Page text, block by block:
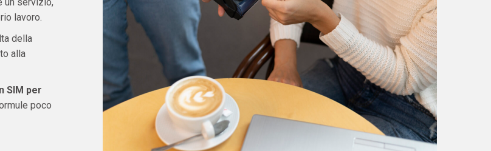
un servizio,
lavoro.
della
alla
SIM per
poco